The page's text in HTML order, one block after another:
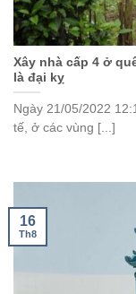
Xây nhà cấp 4 ở
là đại kỵ
Ngày 21/05/2022
tế, ở các vùng [...]
16
Th8